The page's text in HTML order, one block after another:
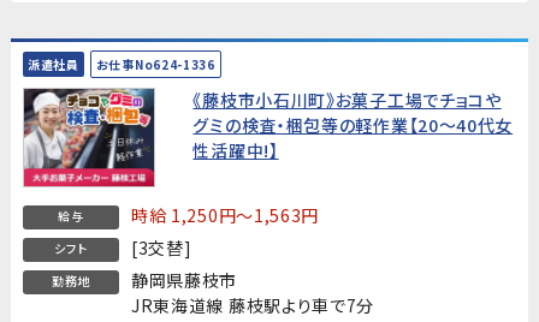
派遣社員 お仕事No624-1336
《藤枝市小石川町》お菓子工場でチョコや
グミの検査・梱包等の軽作業【20～40代女
性活躍中!】
給与 時給 1,250円～1,563円
シフト [3交替]
勤務地
静岡県藤枝市
JR東海道線 藤枝駅より車で7分